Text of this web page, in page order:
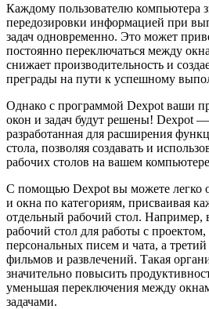
Каждому пользователю компьютера
передозировки информацией при
задач одновременно. Это может
постоянно переключаться между
снижает производительность и
преграды на пути к успешному
Однако с программой Dexpot ваши
окон и задач будут решены! Dexpot
разработанная для расширения
стола, позволяя создавать и
рабочих столов на вашем
С помощью Dexpot вы можете легко
и окна по категориям, присваивая
отдельный рабочий стол. Например,
рабочий стол для работы с
персональных писем и чата, а
фильмов и развлечений. Такая
значительно повысить
уменьшая переключения между
задачами.